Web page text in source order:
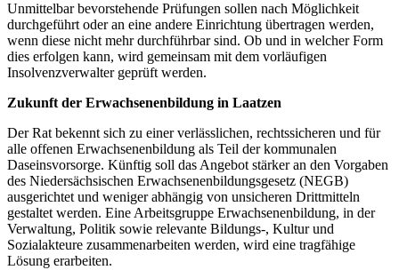
Unmittelbar bevorstehende Prüfungen sollen nach Möglichkeit
durchgeführt oder an eine andere Einrichtung übertragen werden,
wenn diese nicht mehr durchführbar sind. Ob und in welcher Form
dies erfolgen kann, wird gemeinsam mit dem vorläufigen
Insolvenzverwalter geprüft werden.
Zukunft der Erwachsenenbildung in Laatzen
Der Rat bekennt sich zu einer verlässlichen, rechtssicheren und für
alle offenen Erwachsenenbildung als Teil der kommunalen
Daseinsvorsorge. Künftig soll das Angebot stärker an den Vorgaben
des Niedersächsischen Erwachsenenbildungsgesetz (NEGB)
ausgerichtet und weniger abhängig von unsicheren Drittmitteln
gestaltet werden. Eine Arbeitsgruppe Erwachsenenbildung, in der
Verwaltung, Politik sowie relevante Bildungs-, Kultur und
Sozialakteure zusammenarbeiten werden, wird eine tragfähige
Lösung erarbeiten.